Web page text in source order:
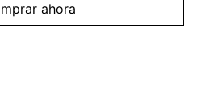
ahora